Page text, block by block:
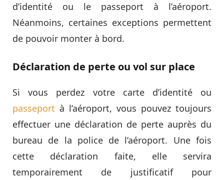
d’identité ou le passeport à l’aéroport.
Néanmoins, certaines exceptions permettent
de pouvoir monter à bord.
Déclaration de perte ou vol sur place
Si vous perdez votre carte d’identité ou
passeport à l’aéroport, vous pouvez toujours
effectuer une déclaration de perte auprès du
bureau de la police de l’aéroport. Une fois
cette déclaration faite, elle servira
temporairement de justificatif pour